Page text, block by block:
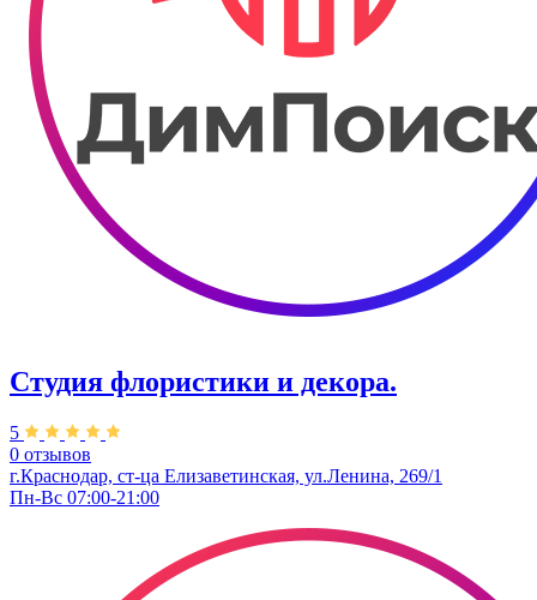
Студия флористики и декора.
5
0 отзывов
г.Краснодар, ст-ца Елизаветинская, ул.Ленина, 269/1
Пн-Вс 07:00-21:00